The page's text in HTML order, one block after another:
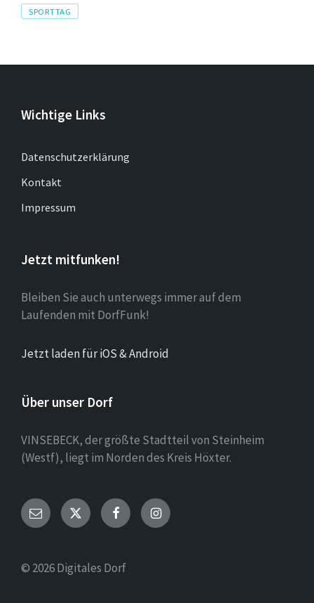
Tags
SPORTTAG
Wichtige Links
Datenschutzerklärung
Kontakt
Impressum
Jetzt mitfunken!
Bleiben Sie auch unterwegs immer auf dem
Laufenden mit DorfFunk!
Jetzt laden für iOS & Android
Über unser Dorf
VINSEBECK, der größte Stadtteil von Steinheim
(Westf), liegt im Norden des Kreis Höxter.
Email TwitterFacebookInstagram
© 2026 Digitales Dorf